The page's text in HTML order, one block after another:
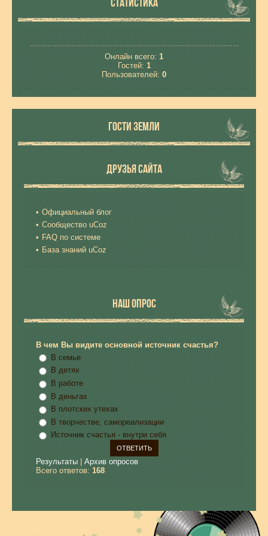
Онлайн всего: 1
Гостей: 1
Пользователей: 0
ГОСТИ ЗЕМЛИ
ДРУЗЬЯ САЙТА
Официальный блог
Сообщество uCoz
FAQ по системе
База знаний uCoz
НАШ ОПРОС
В чем Вы видите основной источник счастья?
В семье
В детях
В работе
В деньгах
В плотских утехах
В творчестве, самореализации
Источник счастья - внутри себя
Результаты
Архив опросов
Всего ответов: 168